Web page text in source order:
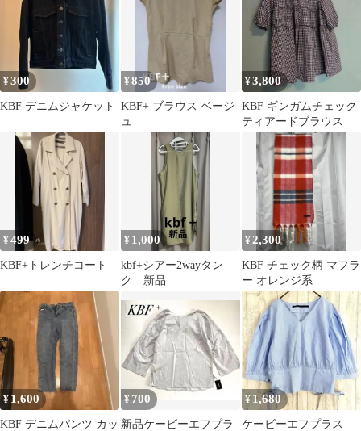
¥300
KBF デニムジャケット
¥850
KBF+ ブラウス ベージ
ュ
¥3,800
KBF ギンガムチェック
ティアードブラウス
¥499
KBF+トレンチコート
¥ 1,000
kbf+シアー2wayタン
ク 新品
¥ 2,300
KBF チェック柄 マフラ
ー オレンジ系
¥ 1,600
KBF デニムパンツ カッ
¥ 700
新品ケービーエフプラ
¥ 1,680
ケービーエフプラス